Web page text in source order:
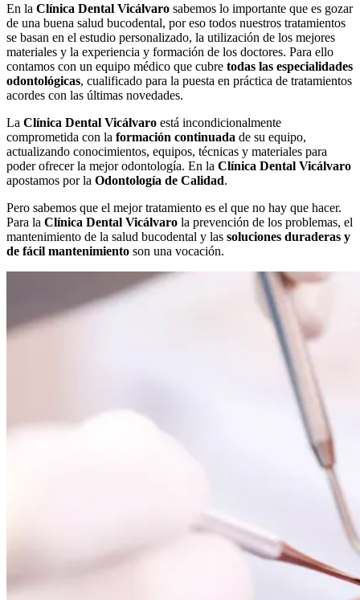
En la Clínica Dental Vicálvaro sabemos lo importante que es gozar
de una buena salud bucodental, por eso todos nuestros tratamientos
se basan en el estudio personalizado, la utilización de los mejores
materiales y la experiencia y formación de los doctores. Para ello
contamos con un equipo médico que cubre todas las especialidades
odontológicas, cualificado para la puesta en práctica de tratamientos
acordes con las últimas novedades.
La Clínica Dental Vicálvaro está incondicionalmente
comprometida con la formación continuada de su equipo,
actualizando conocimientos, equipos, técnicas y materiales para
poder ofrecer la mejor odontología. En la Clínica Dental Vicálvaro
apostamos por la Odontología de Calidad.
Pero sabemos que el mejor tratamiento es el que no hay que hacer.
Para la Clínica Dental Vicálvaro la prevención de los problemas, el
mantenimiento de la salud bucodental y las soluciones duraderas y
de fácil mantenimiento son una vocación.